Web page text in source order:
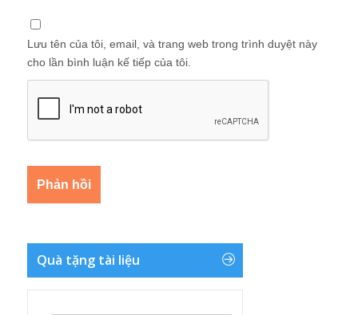
Lưu tên của tôi, email, và trang web trong trình duyệt này
cho lần bình luận kế tiếp của tôi.
Quà tặng tài liệu